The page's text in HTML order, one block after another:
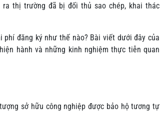
thị trường đã bị đối thủ sao chép, khai thác
đăng ký như thế nào? Bài viết dưới đây của
hành và những kinh nghiệm thực tiễn quan
sở hữu công nghiệp được bảo hộ tương tự